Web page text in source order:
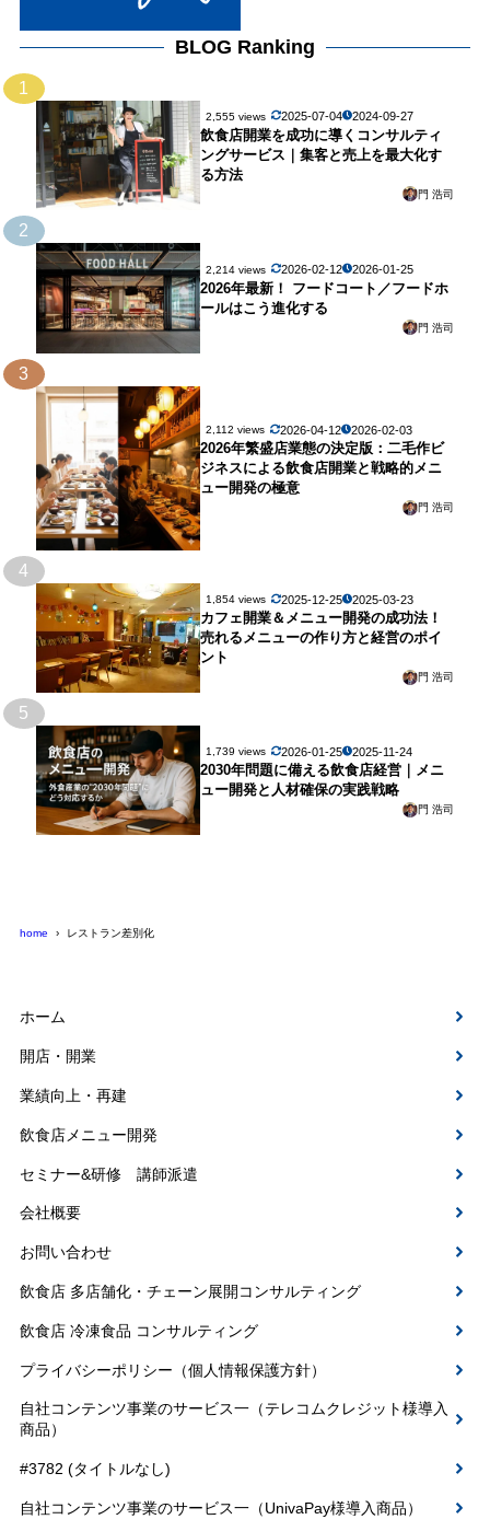
BLOG Ranking
1
2,555 views 2025-07-04 2024-09-27
飲食店開業を成功に導くコンサルティ
ングサービス｜集客と売上を最大化す
る方法
門 浩司
2
2,214 views 2026-02-12 2026-01-25
2026年最新！ フードコート／フードホ
ールはこう進化する
門 浩司
3
2,112 views 2026-04-12 2026-02-03
2026年繁盛店業態の決定版：二毛作ビ
ジネスによる飲食店開業と戦略的メニ
ュー開発の極意
門 浩司
4
1,854 views 2025-12-25 2025-03-23
カフェ開業＆メニュー開発の成功法！
売れるメニューの作り方と経営のポイ
ント
門 浩司
5
1,739 views 2026-01-25 2025-11-24
2030年問題に備える飲食店経営｜メニ
ュー開発と人材確保の実践戦略
門 浩司
home レストラン差別化
ホーム
開店・開業
業績向上・再建
飲食店メニュー開発
セミナー&研修 講師派遣
会社概要
お問い合わせ
飲食店 多店舗化・チェーン展開コンサルティング
飲食店 冷凍食品 コンサルティング
プライバシーポリシー（個人情報保護方針）
自社コンテンツ事業のサービス一（テレコムクレジット様導入
商品）
#3782 (タイトルなし)
自社コンテンツ事業のサービス一（UnivaPay様導入商品）